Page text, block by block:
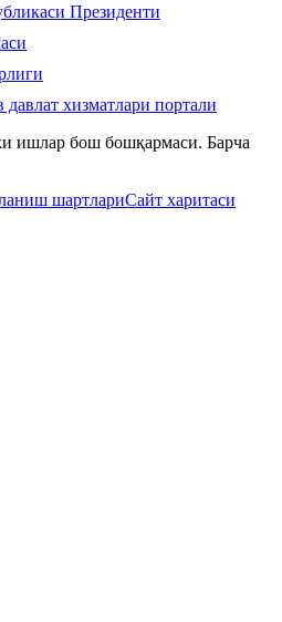
Президенти
давлат хизматлари портали
ишлар бош бошқармаси. Барча
шартлариСайт харитаси